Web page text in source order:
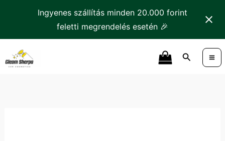
Ingyenes szállítás minden 20.000 forint
feletti megrendelés esetén 🎉
content
Search
PW